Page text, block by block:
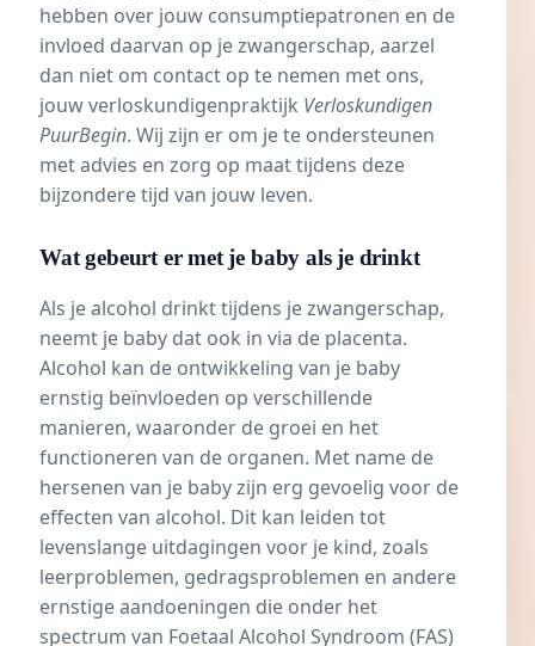
hebben over jouw consumptiepatronen en de
invloed daarvan op je zwangerschap, aarzel
dan niet om contact op te nemen met ons,
jouw verloskundigenpraktijk Verloskundigen
PuurBegin. Wij zijn er om je te ondersteunen
met advies en zorg op maat tijdens deze
bijzondere tijd van jouw leven.
Wat gebeurt er met je baby als je drinkt
Als je alcohol drinkt tijdens je zwangerschap,
neemt je baby dat ook in via de placenta.
Alcohol kan de ontwikkeling van je baby
ernstig beïnvloeden op verschillende
manieren, waaronder de groei en het
functioneren van de organen. Met name de
hersenen van je baby zijn erg gevoelig voor de
effecten van alcohol. Dit kan leiden tot
levenslange uitdagingen voor je kind, zoals
leerproblemen, gedragsproblemen en andere
ernstige aandoeningen die onder het
spectrum van Foetaal Alcohol Syndroom (FAS)